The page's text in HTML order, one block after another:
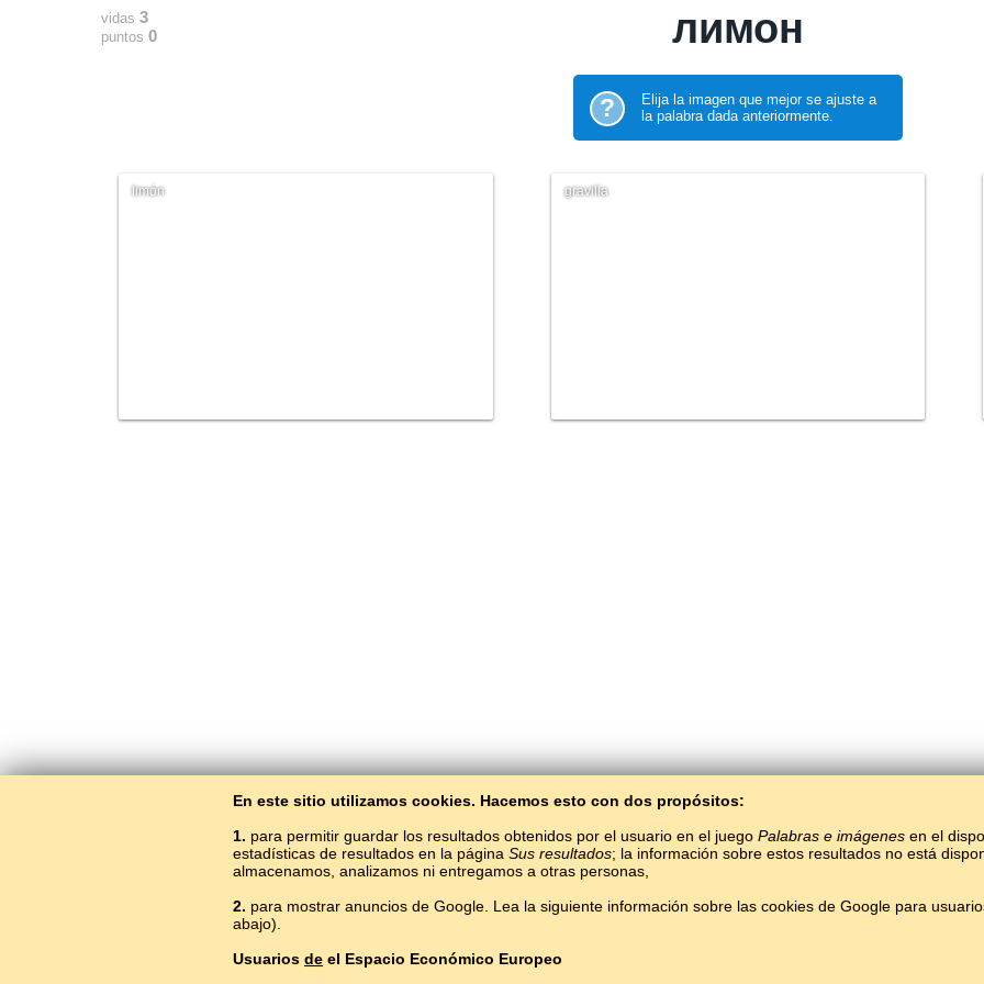
En este sitio utilizamos cookies. Hacemos esto con dos propósitos:
1. para permitir guardar los resultados obtenidos por el usuario en el juego Palabras e imágenes en el
estadísticas de resultados en la página Sus resultados; la información sobre estos resultados no está
almacenamos, analizamos ni entregamos a otras personas,
2. para mostrar anuncios de Google. Lea la siguiente información sobre las cookies de Google para
abajo).
Usuarios de el Espacio Económico Europeo
vidas 3
puntos 0 лимон
?
Elija la imagen que mejor se ajuste a
la palabra dada anteriormente.
limón gravilla
Aprender el idioma mari de las colinas gratis. Jugar y aprender palabras mari de las